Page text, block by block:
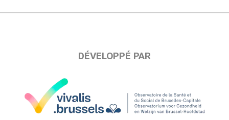
DÉVELOPPÉ PAR